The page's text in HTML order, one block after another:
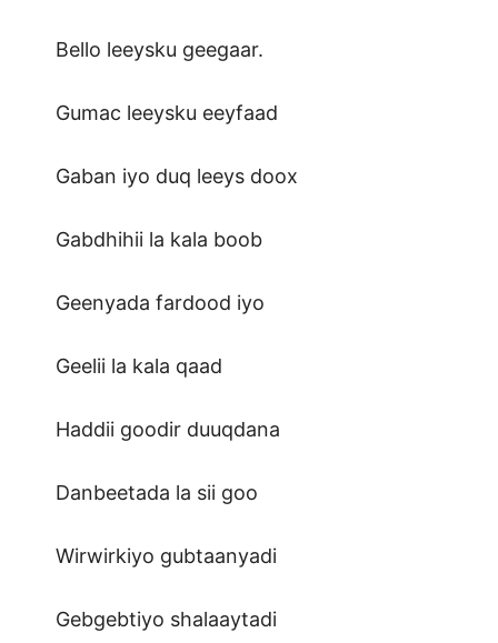
Bello leeysku geegaar.
Gumac leeysku eeyfaad
Gaban iyo duq leeys doox
Gabdhihii la kala boob
Geenyada fardood iyo
Geelii la kala qaad
Haddii goodir duuqdana
Danbeetada la sii goo
Wirwirkiyo gubtaanyadi
Gebgebtiyo shalaaytadi